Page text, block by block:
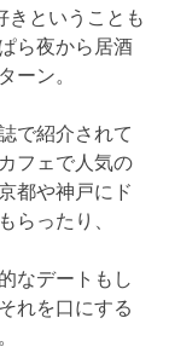
きということも
ら夜から居酒
ーン。
で紹介されて
フェで人気の
都や神戸にド
らったり、
なデートもし
れを口にする